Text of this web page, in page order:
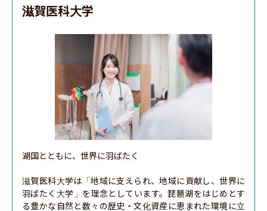
滋賀医科大学
湖国とともに、世界に羽ばたく
滋賀医科大学は「地域に支えられ、地域に貢献し、世界に
羽ばたく大学」を理念としています。琵琶湖をはじめとす
る豊かな自然と数々の歴史・文化資産に恵まれた環境に立